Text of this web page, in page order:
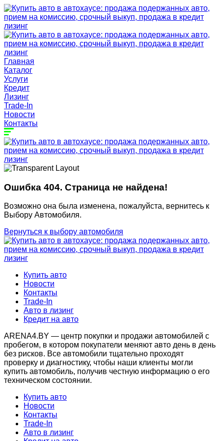
Главная
Каталог
Услуги
Кредит
Лизинг
Trade-In
Новости
Контакты
Ошибка 404. Страница не найдена!
Возможно она была изменена, пожалуйста, вернитесь к
Выбору Автомобиля.
Вернуться к выбору автомобиля
Купить авто
Новости
Контакты
Trade-In
Авто в лизинг
Кредит на авто
ARENA4.BY — центр покупки и продажи автомобилей с
пробегом, в котором покупатели меняют авто день в день
без рисков. Все автомобили тщательно проходят
проверку и диагностику, чтобы наши клиенты могли
купить автомобиль, получив честную информацию о его
техническом состоянии.
Купить авто
Новости
Контакты
Trade-In
Авто в лизинг